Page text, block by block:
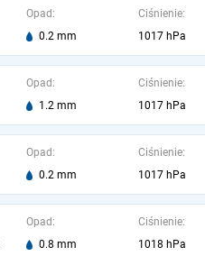
Opad:
0.2 mm
Ciśnienie:
1017 hPa
Opad:
1.2 mm
Ciśnienie:
1017 hPa
Opad:
0.2 mm
Ciśnienie:
1017 hPa
Opad:
0.8 mm
Ciśnienie:
1018 hPa